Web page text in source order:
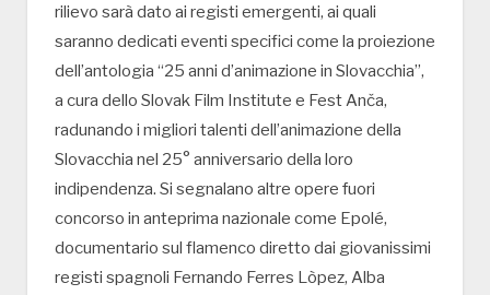
rilievo sarà dato ai registi emergenti, ai quali
saranno dedicati eventi specifici come la proiezione
dell’antologia “25 anni d’animazione in Slovacchia”,
a cura dello Slovak Film Institute e Fest Anča,
radunando i migliori talenti dell’animazione della
Slovacchia nel 25° anniversario della loro
indipendenza. Si segnalano altre opere fuori
concorso in anteprima nazionale come Epolé,
documentario sul flamenco diretto dai giovanissimi
registi spagnoli Fernando Ferres Lòpez, Alba